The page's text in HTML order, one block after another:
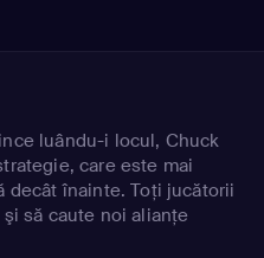
luându-i locul, Chuck
care este mai
decât înainte. Toţi jucătorii
să caute noi alianţe